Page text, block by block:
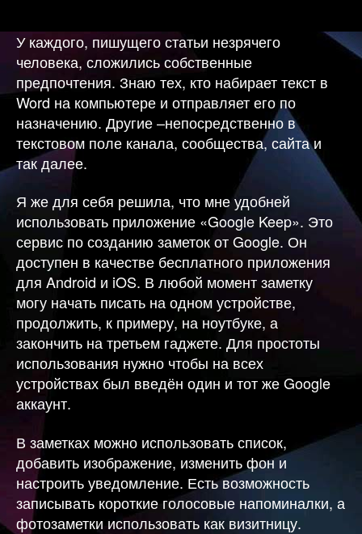
У каждого, пишущего статьи незрячего
человека, сложились собственные
предпочтения. Знаю тех, кто набирает текст в
Word на компьютере и отправляет его по
назначению. Другие –непосредственно в
текстовом поле канала, сообщества, сайта и
так далее.
Я же для себя решила, что мне удобней
использовать приложение «Google Keep». Это
сервис по созданию заметок от Google. Он
доступен в качестве бесплатного приложения
для Android и iOS. В любой момент заметку
могу начать писать на одном устройстве,
продолжить, к примеру, на ноутбуке, а
закончить на третьем гаджете. Для простоты
использования нужно чтобы на всех
устройствах был введён один и тот же Google
аккаунт.
В заметках можно использовать список,
добавить изображение, изменить фон и
настроить уведомление. Есть возможность
записывать короткие голосовые напоминалки, а
фотозаметки использовать как визитницу.